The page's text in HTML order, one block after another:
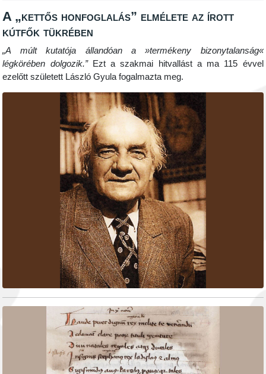
A „kettős honfoglalás” elmélete az írott
kútfők tükrében
„A múlt kutatója állandóan a »termékeny bizonytalanság«
légkörében dolgozik.”Ezt a szakmai hitvallást a ma 115 évvel
ezelőtt született László Gyula fogalmazta meg.